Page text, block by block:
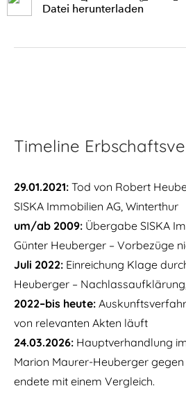
Datei herunterladen
Timeline
29.01.2021: Tod von Robert
SISKA Immobilien AG, Winterthur
um/ab 2009: Übergabe SISKA
Günter Heuberger – Vorbezüge
Juli 2022: Einreichung Klage
Heuberger –
2022–bis heute:
von relevanten Akten läuft
24.03.2026: Hauptverhandlung
Marion Maurer-Heuberger gegen
endete mit einem Vergleich.
De Mackie Messer